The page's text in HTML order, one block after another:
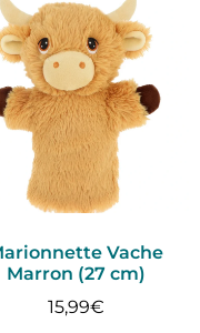
Vache
Marron (27 cm)
15,99€